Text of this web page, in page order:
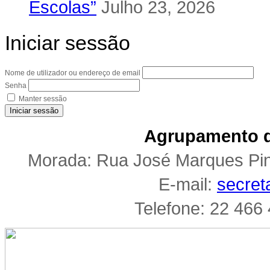
Escolas” Julho 23, 2026
Iniciar sessão
Nome de utilizador ou endereço de email
Senha
Manter sessão
Iniciar sessão
Agrupamento
Morada: Rua José Marques
E-mail:
Telefone: 22